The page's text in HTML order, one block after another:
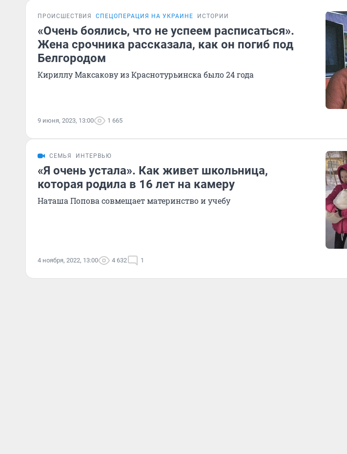
ПРОИСШЕСТВИЯ СПЕЦОПЕРАЦИЯ НА УКРАИНЕ ИСТОРИИ
«Очень боялись, что не успеем расписаться».
Жена срочника рассказала, как он погиб под
Белгородом
Кириллу Максакову из Краснотурьинска было 24 года
9 июня, 2023, 13:00 1 665
СЕМЬЯ ИНТЕРВЬЮ
«Я очень устала». Как живет школьница,
которая родила в 16 лет на камеру
Наташа Попова совмещает материнство и учебу
4 ноября, 2022, 13:00 4 632 1